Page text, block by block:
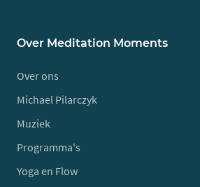
Over Meditation Moments
Over ons
Michael Pilarczyk
Muziek
Programma's
Yoga en Flow